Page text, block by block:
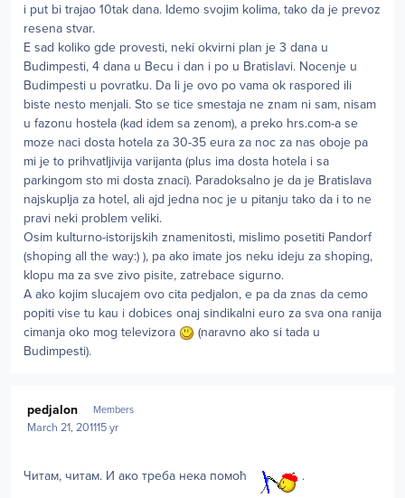
i put bi trajao 10tak dana. Idemo svojim kolima, tako da je prevoz
resena stvar.
E sad koliko gde provesti, neki okvirni plan je 3 dana u
Budimpesti, 4 dana u Becu i dan i po u Bratislavi. Nocenje u
Budimpesti u povratku. Da li je ovo po vama ok raspored ili
biste nesto menjali. Sto se tice smestaja ne znam ni sam, nisam
u fazonu hostela (kad idem sa zenom), a preko hrs.com-a se
moze naci dosta hotela za 30-35 eura za noc za nas oboje pa
mi je to prihvatljivija varijanta (plus ima dosta hotela i sa
parkingom sto mi dosta znaci). Paradoksalno je da je Bratislava
najskuplja za hotel, ali ajd jedna noc je u pitanju tako da i to ne
pravi neki problem veliki.
Osim kulturno-istorijskih znamenitosti, mislimo posetiti Pandorf
(shoping all the way:) ), pa ako imate jos neku ideju za shoping,
klopu ma za sve zivo pisite, zatrebace sigurno.
A ako kojim slucajem ovo cita pedjalon, e pa da znas da cemo
popiti vise tu kau i dobices onaj sindikalni euro za sva ona ranija
cimanja oko mog televizora
(naravno ako si tada u
Budimpesti).
pedjalon Members
March 21, 201115 yr
Читам, читам. И ако треба нека помоћ .